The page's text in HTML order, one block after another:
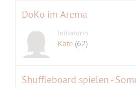
DoKo im Arema
Initiatorin
Kate (62)
Shuffleboard spielen -